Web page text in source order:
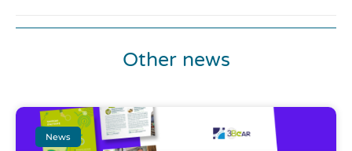
Other news
News